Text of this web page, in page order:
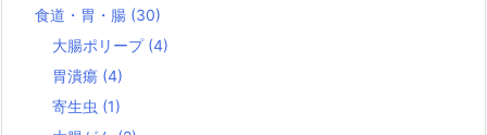
食道・胃・腸 (30)
大腸ポリープ (4)
胃潰瘍 (4)
寄生虫 (1)